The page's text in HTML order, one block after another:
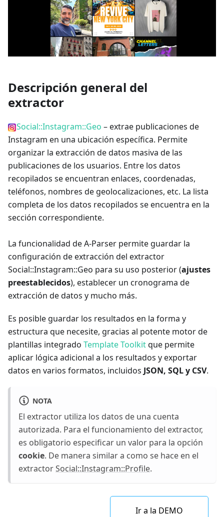
Descripción general del
extractor
Social::Instagram::Geo – extrae publicaciones de
Instagram en una ubicación específica. Permite
organizar la extracción de datos masiva de las
publicaciones de los usuarios. Entre los datos
recopilados se encuentran enlaces, coordenadas,
teléfonos, nombres de geolocalizaciones, etc. La lista
completa de los datos recopilados se encuentra en la
sección correspondiente.
La funcionalidad de A-Parser permite guardar la
configuración de extracción del extractor
Social::Instagram::Geo para su uso posterior (ajustes
preestablecidos), establecer un cronograma de
extracción de datos y mucho más.
Es posible guardar los resultados en la forma y
estructura que necesite, gracias al potente motor de
plantillas integrado Template Toolkitque permite
aplicar lógica adicional a los resultados y exportar
datos en varios formatos, incluidos JSON, SQL y CSV.
NOTA
El extractor utiliza los datos de una cuenta
autorizada. Para el funcionamiento del extractor,
es obligatorio especificar un valor para la opción
cookie. De manera similar a como se hace en el
extractorSocial::Instagram::Profile.
Ir a la DEMO